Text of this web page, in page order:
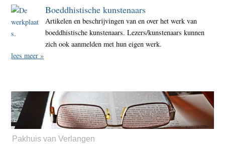
Boeddhistische kunstenaars
Artikelen en beschrijvingen van en over het werk van
boeddhistische kunstenaars. Lezers/kunstenaars kunnen
zich ook aanmelden met hun eigen werk.
lees meer »
Pakhuis van Verlangen